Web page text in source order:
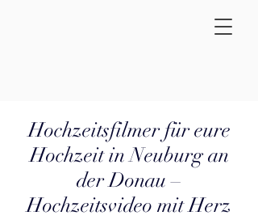
Hochzeitsfilmer für eure
Hochzeit in Neuburg an
der Donau –
Hochzeitsvideo mit Herz